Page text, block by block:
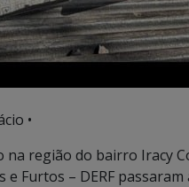
•
região do bairro Iracy
e Furtos – DERF